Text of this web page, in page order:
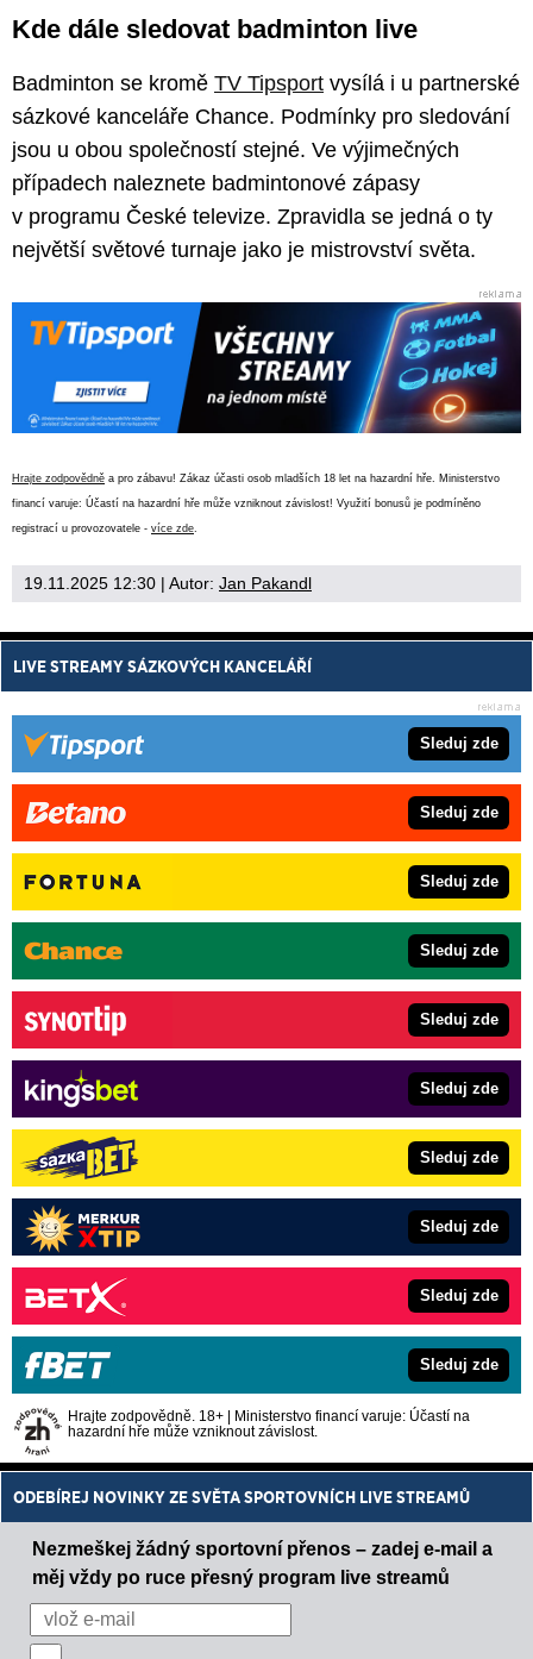
Kde dále sledovat badminton live
Badminton se kromě TV Tipsport vysílá i u partnerské
sázkové kanceláře Chance. Podmínky pro sledování
jsou u obou společností stejné. Ve výjimečných
případech naleznete badmintonové zápasy
v programu České televize. Zpravidla se jedná o ty
největší světové turnaje jako je mistrovství světa.
Hrajte zodpovědně a pro zábavu! Zákaz účasti osob mladších 18 let na hazardní hře. Ministerstvo
financí varuje: Účastí na hazardní hře může vzniknout závislost! Využití bonusů je podmíněno
registrací u provozovatele - více zde
19.11.2025 12:30 | Autor: Jan Pakandl
LIVE STREAMY SÁZKOVÝCH KANCELÁŘÍ
Sleduj zde
Sleduj zde
Sleduj zde
Sleduj zde
Sleduj zde
Sleduj zde
Sleduj zde
Sleduj zde
Sleduj zde
Sleduj zde
Hrajte zodpovědně. 18+ | Ministerstvo financí varuje: Účastí na
hazardní hře může vzniknout závislost.
ODEBÍREJ NOVINKY ZE SVĚTA SPORTOVNÍCH LIVE STREAMŮ
Nezmeškej žádný sportovní přenos – zadej e-mail a
měj vždy po ruce přesný program live streamů